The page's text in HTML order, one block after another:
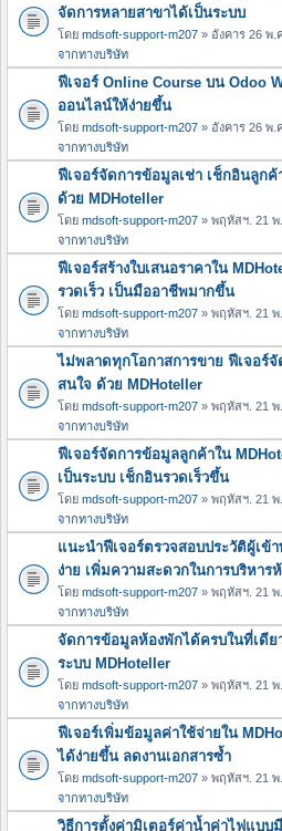
จัดการหลายสาขาได้เป็นระบบ
โดย mdsoft-support-m207 » อังคาร 26 พ.
จากทางบริษัท
ฟีเจอร์ Online Course บน Odoo
ออนไลน์ให้ง่ายขึ้น
โดย mdsoft-support-m207 » อังคาร 26 พ.
จากทางบริษัท
ฟีเจอร์จัดการข้อมูลเช่า เช็กอินลูก
ด้วย MDHoteller
โดย mdsoft-support-m207 » พฤหัสฯ. 21 พ
จากทางบริษัท
ฟีเจอร์สร้างใบเสนอราคาใน
รวดเร็ว เป็นมืออาชีพมากขึ้น
โดย mdsoft-support-m207 » พฤหัสฯ. 21 พ
จากทางบริษัท
ไม่พลาดทุกโอกาสการขาย ฟีเจอร์
สนใจ ด้วย MDHoteller
โดย mdsoft-support-m207 » พฤหัสฯ. 21 พ
จากทางบริษัท
ฟีเจอร์จัดการข้อมูลลูกค้าใน
เป็นระบบ เช็กอินรวดเร็วขึ้น
โดย mdsoft-support-m207 » พฤหัสฯ. 21 พ
จากทางบริษัท
แนะนำฟีเจอร์ตรวจสอบประวัติผู้เข้
ง่าย เพิ่มความสะดวกในการบริหาร
โดย mdsoft-support-m207 » พฤหัสฯ. 21 พ
จากทางบริษัท
จัดการข้อมูลห้องพักได้ครบในที่เดี
ระบบ MDHoteller
โดย mdsoft-support-m207 » พฤหัสฯ. 21 พ
จากทางบริษัท
ฟีเจอร์เพิ่มข้อมูลค่าใช้จ่ายใน
ได้ง่ายขึ้น ลดงานเอกสารซ้ำ
โดย mdsoft-support-m207 » พฤหัสฯ. 21 พ
จากทางบริษัท
วิธีการตั้งค่ามิเตอร์ค่าน้ำค่าไฟแบบ